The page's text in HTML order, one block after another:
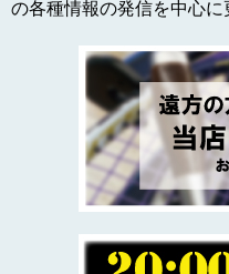
の各種情報の発信を中心に